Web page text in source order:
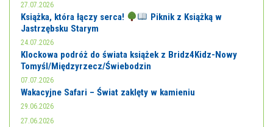
27.07.2026
Książka, która łączy serca!
Piknik z Książką w
Jastrzębsku Starym
24.07.2026
Klockowa podróż do świata książek z Bridz4Kidz-Nowy
Tomyśl/Międzyrzecz/Świebodzin
07.07.2026
Wakacyjne Safari – Świat zaklęty w kamieniu
29.06.2026
27.06.2026